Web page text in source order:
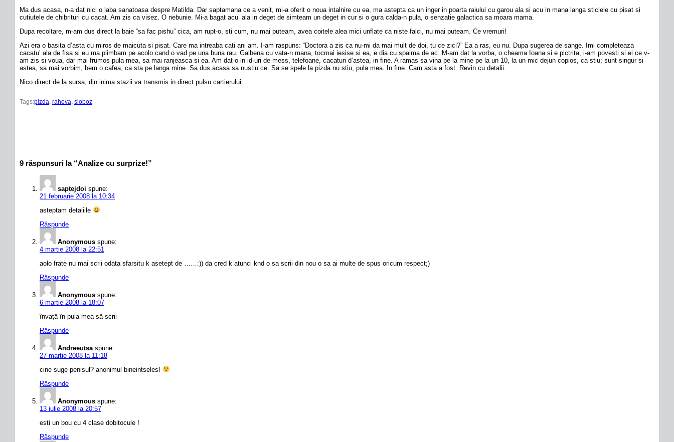
Ma dus acasa, n-a dat nici o laba sanatoasa despre Matilda. Dar saptamana ce a venit, mi-a oferit o noua intalnire cu ea, ma astepta ca un inger in poarta raiului cu garou ala si acu in mana langa sticlele cu pisat si
cutiutele de chibrituri cu cacat. Am zis ca visez. O nebunie. Mi-a bagat acu’ ala in deget de simteam un deget in cur si o gura calda-n pula, o senzatie galactica sa moara mama.
Dupa recoltare, m-am dus direct la baie “sa fac pishu” cica, am rupt-o, sti cum, nu mai puteam, avea coitele alea mici unflate ca niste falci, nu mai puteam. Ce vremuri!
Azi era o basita d’asta cu miros de maicuta si pisat. Care ma intreaba cati ani am. I-am raspuns: “Doctora a zis ca nu-mi da mai mult de doi, tu ce zici?” Ea a ras, eu nu. Dupa sugerea de sange. Imi completeaza
cacatu’ ala de fisa si eu ma plimbam pe acolo cand o vad pe una buna rau. Galbena cu vata-n mana, tocmai iesise si ea, e dia cu spaima de ac. M-am dat la vorba, o cheama Ioana si e pictrita, i-am povesti si ei ce v-
am zis si voua, dar mai frumos pula mea, sa mai ranjeasca si ea. Am dat-o in id-uri de mess, telefoane, cacaturi d’astea, in fine. A ramas sa vina pe la mine pe la un 10, la un mic dejun copios, ca stiu; sunt singur si
astea, sa mai vorbim, bem o cafea, ca sta pe langa mine. Sa dus acasa sa nustiu ce. Sa se spele la pizda nu stiu, pula mea. In fine. Cam asta a fost. Revin cu detalii.
Nico direct de la sursa, din inima stazii va transmis in direct pulsu cartierului.
Tags:pizda rahova sloboz
9 răspunsuri la “Analize cu surprize!”
saptejdoi spune:
21 februarie 2008 la 10:34
asteptam detaliile
Răspunde
Anonymous spune:
4 martie 2008 la 22:51
aolo frate nu mai scrii odata sfarsitu k asetept de ……:)) da cred k atunci knd o sa scrii din nou o sa ai multe de spus oricum respect;)
Răspunde
Anonymous spune:
6 martie 2008 la 18:07
învaţă în pula mea să scrii
Răspunde
Andreeutsa spune:
27 martie 2008 la 11:18
cine suge penisul? anonimul bineintseles!
Răspunde
Anonymous spune:
13 iulie 2008 la 20:57
esti un bou cu 4 clase dobitocule !
Răspunde